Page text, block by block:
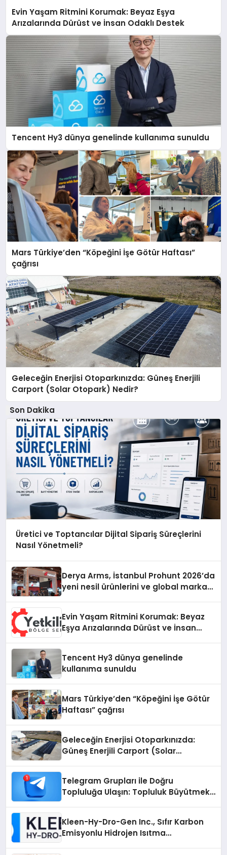
Evin Yaşam Ritmini Korumak: Beyaz Eşya
Arızalarında Dürüst ve İnsan Odaklı Destek
Tencent Hy3 dünya genelinde kullanıma sunuldu
Mars Türkiye’den “Köpeğini İşe Götür Haftası”
çağrısı
Geleceğin Enerjisi Otoparkınızda: Güneş Enerjili
Carport (Solar Otopark) Nedir?
Son Dakika
Üretici ve Toptancılar Dijital Sipariş Süreçlerini
Nasıl Yönetmeli?
Derya Arms, İstanbul Prohunt 2026’da
yeni nesil ürünlerini ve global marka
Evin Yaşam Ritmini Korumak: Beyaz
Eşya Arızalarında Dürüst ve İnsan
Tencent Hy3 dünya genelinde
kullanıma sunuldu
Mars Türkiye’den “Köpeğini İşe Götür
Haftası” çağrısı
Geleceğin Enerjisi Otoparkınızda:
Güneş Enerjili Carport (Solar
Telegram Grupları ile Doğru
Topluluğa Ulaşın: Topluluk Büyütmek
Kleen-Hy-Dro-Gen Inc., Sıfır Karbon
Emisyonlu Hidrojen Isıtma